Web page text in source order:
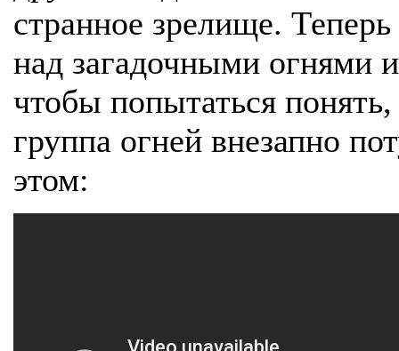
странное зрелище.
над загадочными огнями
чтобы попытаться
группа огней внезапно
этом: